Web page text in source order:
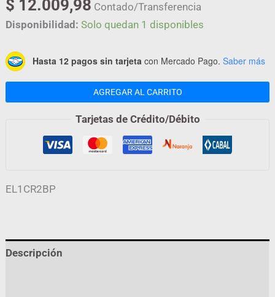
$ 12.009,98 Contado/Transferencia
Disponibilidad: Solo quedan 1 disponibles
Hasta 12 pagos sin tarjeta con Mercado Pago. Saber más
AGREGAR AL CARRITO
Tarjetas de Crédito/Débito
EL1CR2BP
Descripción